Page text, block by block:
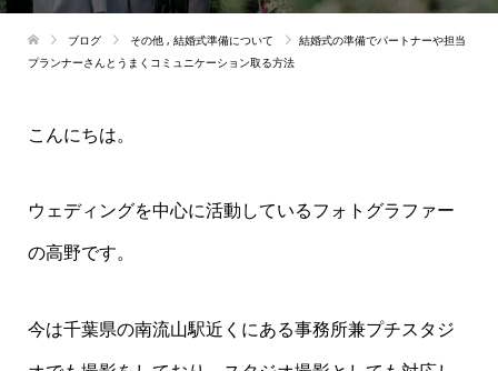
ブログ その他 , 結婚式準備について
結婚式の準備でパートナーや担当
プランナーさんとうまくコミュニケーション取る方法
こんにちは。
ウェディングを中心に活動しているフォトグラファー
の高野です。
今は千葉県の南流山駅近くにある事務所兼プチスタジ